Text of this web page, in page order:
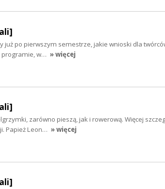
już po pierwszym semestrze, jakie wnioski dla
programie, w… » więcej
zarówno pieszą, jak i rowerową. Więcej
Papież Leon… » więcej